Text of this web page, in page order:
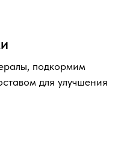
подкормим
для улучшения